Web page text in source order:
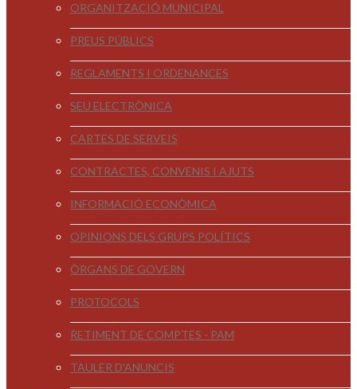
ORGANITZACIÓ MUNICIPAL
PREUS PÚBLICS
REGLAMENTS I ORDENANCES
SEU ELECTRÒNICA
CARTES DE SERVEIS
CONTRACTES, CONVENIS I AJUTS
INFORMACIÓ ECONÒMICA
OPINIONS DELS GRUPS POLÍTICS
ÒRGANS DE GOVERN
PROTOCOLS
RETIMENT DE COMPTES - PAM
TAULER D'ANUNCIS